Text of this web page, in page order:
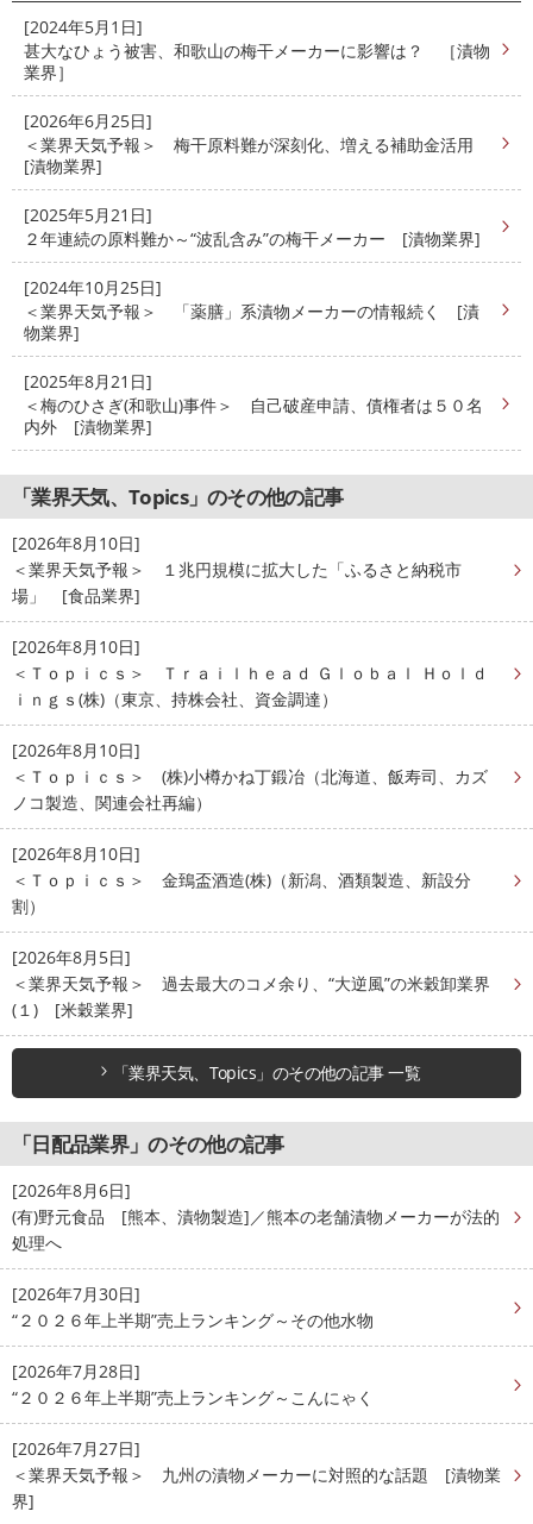
[2024年5月1日]
甚大なひょう被害、和歌山の梅干メーカーに影響は？ ［漬物
業界］
[2026年6月25日]
＜業界天気予報＞ 梅干原料難が深刻化、増える補助金活用
[漬物業界]
[2025年5月21日]
２年連続の原料難か～“波乱含み”の梅干メーカー [漬物業界]
[2024年10月25日]
＜業界天気予報＞ 「薬膳」系漬物メーカーの情報続く [漬
物業界]
[2025年8月21日]
＜梅のひさぎ(和歌山)事件＞ 自己破産申請、債権者は５０名
内外 [漬物業界]
「業界天気、Topics」のその他の記事
[2026年8月10日]
＜業界天気予報＞ １兆円規模に拡大した「ふるさと納税市
場」 [食品業界]
[2026年8月10日]
＜Ｔｏｐｉｃｓ＞ Ｔｒａｉｌｈｅａｄ Ｇｌｏｂａｌ Ｈｏｌｄ
ｉｎｇｓ(株)（東京、持株会社、資金調達）
[2026年8月10日]
＜Ｔｏｐｉｃｓ＞ (株)小樽かね丁鍛冶（北海道、飯寿司、カズ
ノコ製造、関連会社再編）
[2026年8月10日]
＜Ｔｏｐｉｃｓ＞ 金鵄盃酒造(株)（新潟、酒類製造、新設分
割）
[2026年8月5日]
＜業界天気予報＞ 過去最大のコメ余り、“大逆風”の米穀卸業界
(１) [米穀業界]
「業界天気、Topics」のその他の記事 一覧
「日配品業界」のその他の記事
[2026年8月6日]
(有)野元食品 [熊本、漬物製造]／熊本の老舗漬物メーカーが法的
処理へ
[2026年7月30日]
“２０２６年上半期”売上ランキング～その他水物
[2026年7月28日]
“２０２６年上半期”売上ランキング～こんにゃく
[2026年7月27日]
＜業界天気予報＞ 九州の漬物メーカーに対照的な話題 [漬物業
界]